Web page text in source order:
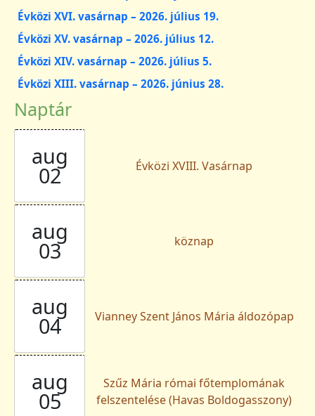
Évközi XVI. vasárnap – 2026. július 19.
Évközi XV. vasárnap – 2026. július 12.
Évközi XIV. vasárnap – 2026. július 5.
Évközi XIII. vasárnap – 2026. június 28.
Naptár
aug
02 Évközi XVIII. Vasárnap
aug
03 köznap
aug
04 Vianney Szent János Mária áldozópap
aug
05
Szűz Mária római főtemplomának
felszentelése (Havas Boldogasszony)